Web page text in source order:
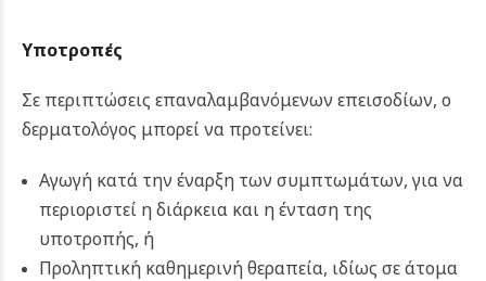
Υποτροπές
Σε περιπτώσεις επαναλαμβανόμενων επεισοδίων, ο
δερματολόγος μπορεί να προτείνει:
Αγωγή κατά την έναρξη των συμπτωμάτων, για να
περιοριστεί η διάρκεια και η ένταση της
υποτροπής, ή
Προληπτική καθημερινή θεραπεία, ιδίως σε άτομα